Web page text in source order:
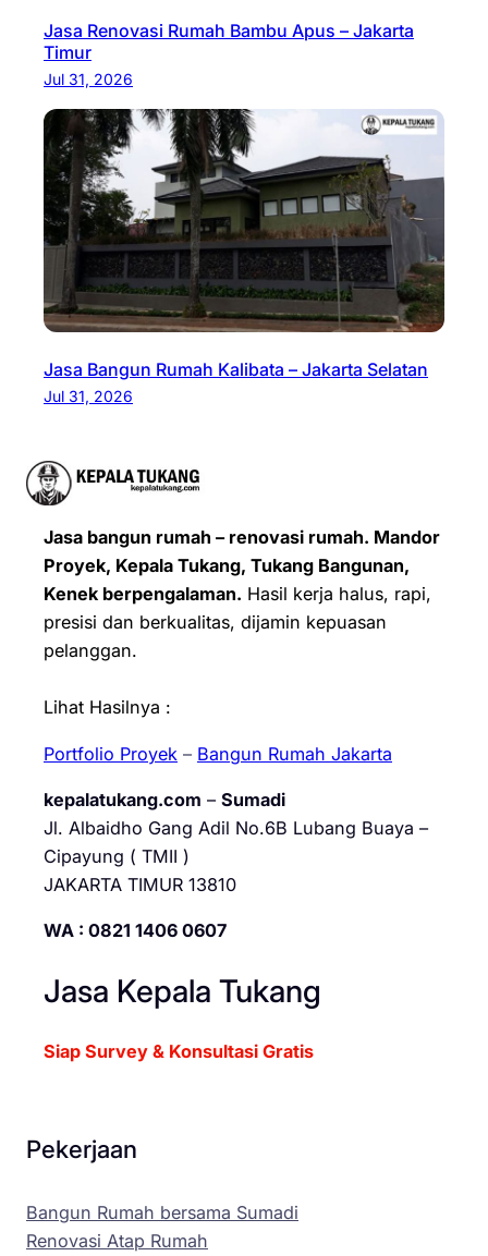
Jasa Renovasi Rumah Bambu Apus – Jakarta
Timur
Jul 31, 2026
Jasa Bangun Rumah Kalibata – Jakarta Selatan
Jul 31, 2026
Jasa bangun rumah – renovasi rumah. Mandor
Proyek, Kepala Tukang, Tukang Bangunan,
Kenek berpengalaman. Hasil kerja halus, rapi,
presisi dan berkualitas, dijamin kepuasan
pelanggan.
Lihat Hasilnya :
Portfolio Proyek – Bangun Rumah Jakarta
kepalatukang.com – Sumadi
Jl. Albaidho Gang Adil No.6B Lubang Buaya –
Cipayung ( TMII )
JAKARTA TIMUR 13810
WA : 0821 1406 0607
Jasa Kepala Tukang
Siap Survey & Konsultasi Gratis
Pekerjaan
Bangun Rumah bersama Sumadi
Renovasi Atap Rumah